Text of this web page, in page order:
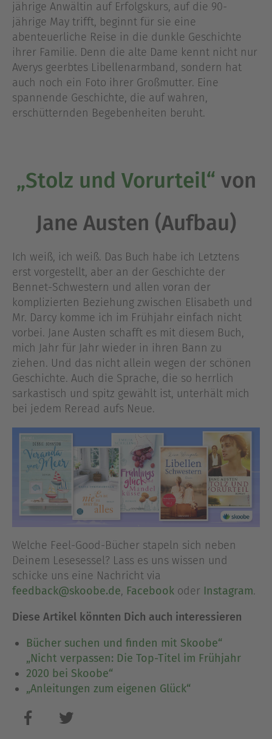
jährige Anwältin auf Erfolgskurs, auf die 90-
jährige May trifft, beginnt für sie eine
abenteuerliche Reise in die dunkle Geschichte
ihrer Familie. Denn die alte Dame kennt nicht nur
Averys geerbtes Libellenarmband, sondern hat
auch noch ein Foto ihrer Großmutter. Eine
spannende Geschichte, die auf wahren,
erschütternden Begebenheiten beruht.
„Stolz und Vorurteil“ von
Jane Austen (Aufbau)
Ich weiß, ich weiß. Das Buch habe ich Letztens
erst vorgestellt, aber an der Geschichte der
Bennet-Schwestern und allen voran der
komplizierten Beziehung zwischen Elisabeth und
Mr. Darcy komme ich im Frühjahr einfach nicht
vorbei. Jane Austen schafft es mit diesem Buch,
mich Jahr für Jahr wieder in ihren Bann zu
ziehen. Und das nicht allein wegen der schönen
Geschichte. Auch die Sprache, die so herrlich
sarkastisch und spitz gewählt ist, unterhält mich
bei jedem Reread aufs Neue.
Welche Feel-Good-Bücher stapeln sich neben
Deinem Lesesessel? Lass es uns wissen und
schicke uns eine Nachricht via
feedback@skoobe.de, Facebook oder Instagram.
Diese Artikel könnten Dich auch interessieren
Bücher suchen und finden mit Skoobe“
„Nicht verpassen: Die Top-Titel im Frühjahr
2020 bei Skoobe“
„Anleitungen zum eigenen Glück“